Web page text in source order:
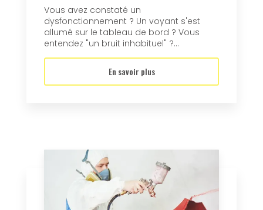
Vous avez constaté un
dysfonctionnement ? Un voyant s'est
allumé sur le tableau de bord ? Vous
entendez "un bruit inhabituel" ?...
En savoir plus